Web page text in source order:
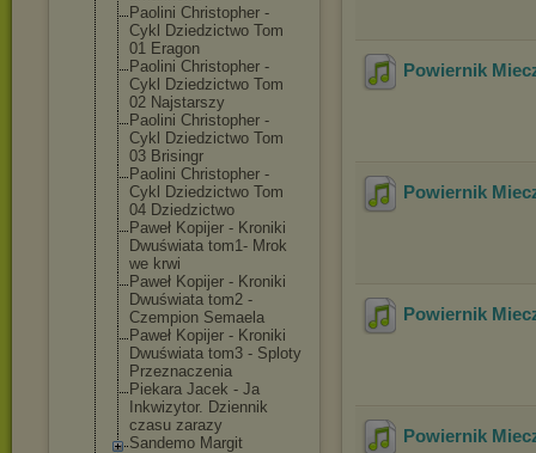
Paolini Christopher -
Cykl Dziedzictwo Tom
01 Eragon
Paolini Christopher -
Cykl Dziedzictwo Tom
02 Najstarszy
Paolini Christopher -
Cykl Dziedzictwo Tom
03 Brisingr
Paolini Christopher -
Cykl Dziedzictwo Tom
04 Dziedzictwo
Paweł Kopijer - Kroniki
Dwuświata tom1- Mrok
we krwi
Paweł Kopijer - Kroniki
Dwuświata tom2 -
Czempion Semaela
Paweł Kopijer - Kroniki
Dwuświata tom3 - Sploty
Przeznaczenia
Piekara Jacek - Ja
Inkwizytor. Dziennik
czasu zarazy
Sandemo Margit
Powiernik
Powiernik
Powiernik
Powiernik